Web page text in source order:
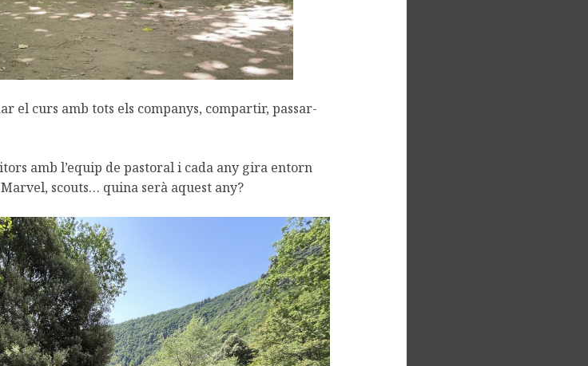
el curs amb tots els companys, compartir, passar-
amb l’equip de pastoral i cada any gira entorn
scouts… quina serà aquest any?